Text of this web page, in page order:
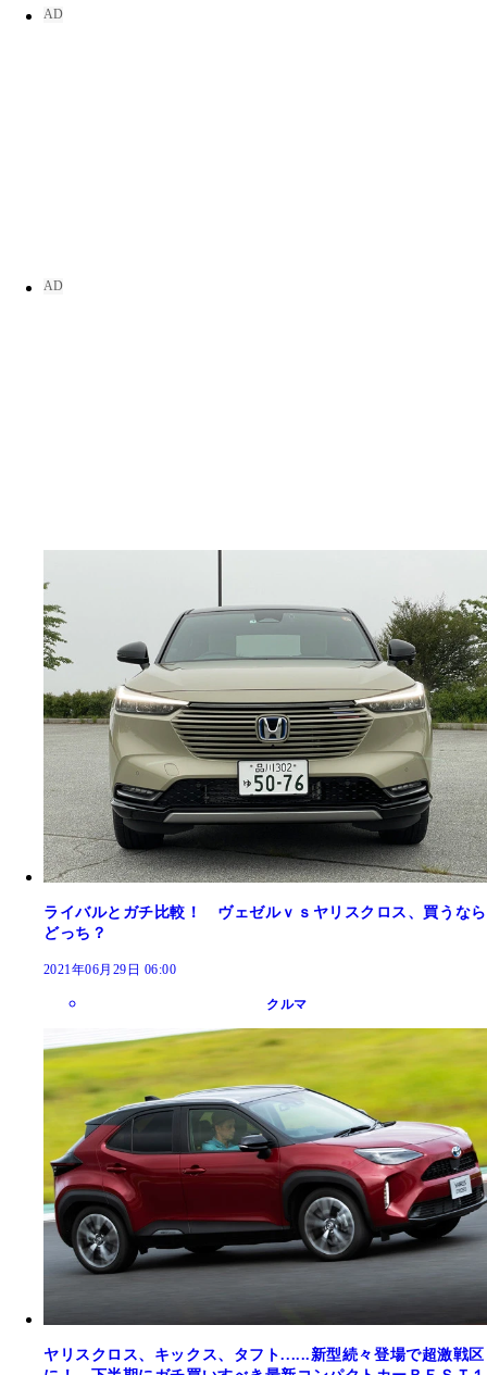
ライバルとガチ比較！ ヴェゼルｖｓヤリスクロス、買うなら
どっち？
2021年06月29日 06:00
クルマ
ヤリスクロス、キックス、タフト......新型続々登場で超激戦区